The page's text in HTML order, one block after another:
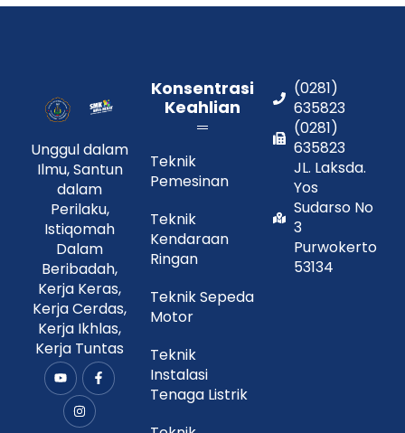
Unggul dalam
Ilmu, Santun
dalam
Perilaku,
Istiqomah
Dalam
Beribadah,
Kerja Keras,
Kerja Cerdas,
Kerja Ikhlas,
Kerja Tuntas
Y
o
u
t
u
F
a
n
s
t
a
Konsentrasi
Keahlian
Teknik
Pemesinan
Teknik
Kendaraan
Ringan
Teknik Sepeda
Motor
Teknik
Instalasi
Tenaga Listrik
(0281)
635823
(0281)
635823
JL. Laksda.
Yos
Sudarso No
3
Purwokerto
53134